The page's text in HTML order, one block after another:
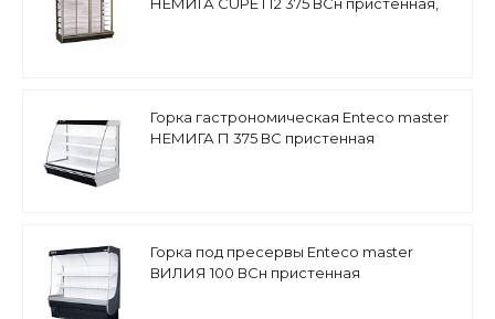
Горка гастрономическая Enteco master
НЕМИГА П 375 ВС пристенная
Горка под пресервы Enteco master
ВИЛИЯ 100 ВСн пристенная